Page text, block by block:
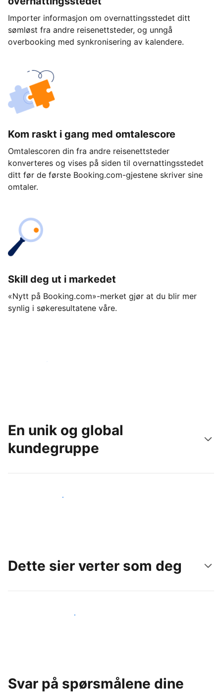
Importer informasjon om overnattingsstedet ditt
sømløst fra andre reisenettsteder, og unngå
overbooking med synkronisering av kalendere.
Kom raskt i gang med omtalescore
Omtalescoren din fra andre reisenettsteder
konverteres og vises på siden til overnattingsstedet
ditt før de første Booking.com-gjestene skriver sine
omtaler.
Skill deg ut i markedet
«Nytt på Booking.com»-merket gjør at du blir mer
synlig i søkeresultatene våre.
Kom i gang i dag
En unik og global
kundegruppe
Nå ut til nye gjester i dag
Dette sier verter som deg
Gjør som andre verter som deg
Svar på spørsmålene dine